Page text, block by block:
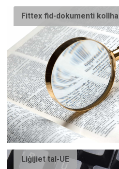
Fittex fid-dokumenti kollha
Liġijiet tal-UE